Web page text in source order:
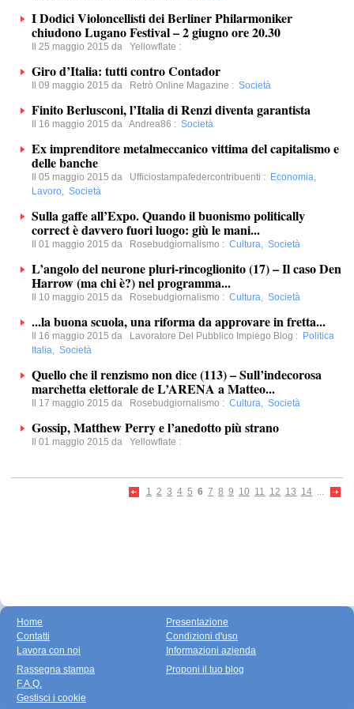
I Dodici Violoncellisti dei Berliner Philarmoniker
chiudono Lugano Festival – 2 giugno ore 20.30
Il 25 maggio 2015 da Yellowflate :
Giro d’Italia: tutti contro Contador
Il 09 maggio 2015 da Retrò Online Magazine : Società
Finito Berlusconi, l’Italia di Renzi diventa garantista
Il 16 maggio 2015 da Andrea86 : Società
Ex imprenditore metalmeccanico vittima del capitalismo e
delle banche
Il 05 maggio 2015 da Ufficiostampafedercontribuenti : Economia,
Lavoro, Società
Sulla gaffe all’Expo. Quando il buonismo politically
correct è davvero fuori luogo: giù le mani...
Il 01 maggio 2015 da Rosebudgiornalismo : Cultura, Società
L’angolo del neurone pluri-rincoglionito (17) – Il caso Den
Harrow (ma chi è?) nel programma...
Il 10 maggio 2015 da Rosebudgiornalismo : Cultura, Società
...la buona scuola, una riforma da approvare in fretta...
Il 16 maggio 2015 da Lavoratore Del Pubblico Impiego Blog : Politica
Italia, Società
Quello che il renzismo non dice (113) – Sull’indecorosa
marchetta elettorale de L’ARENA a Matteo...
Il 17 maggio 2015 da Rosebudgiornalismo : Cultura, Società
Gossip, Matthew Perry e l’anedotto più strano
Il 01 maggio 2015 da Yellowflate :
1 2 3 4 5 6 7 8 9 10 11 12 13 14 ...
Home
Contatti
Lavora con noi
Presentazione
Condizioni d'uso
Informazioni azienda
Rassegna stampa
F.A.Q.
Gestisci i cookie
Proponi il tuo blog